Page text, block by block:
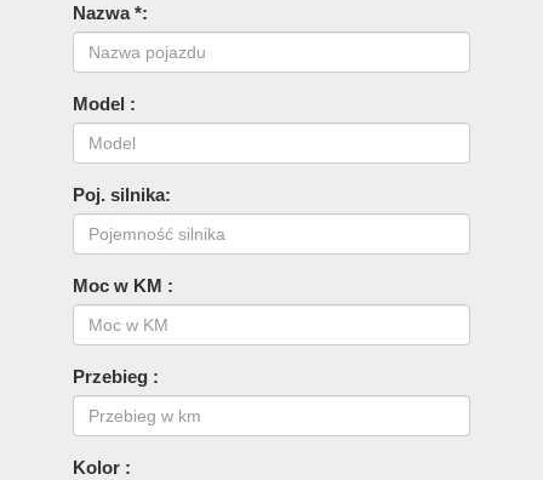
Nazwa *:
Model :
Poj. silnika:
Moc w KM :
Przebieg :
Kolor :